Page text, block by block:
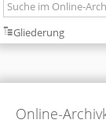
Gliederung
Online-